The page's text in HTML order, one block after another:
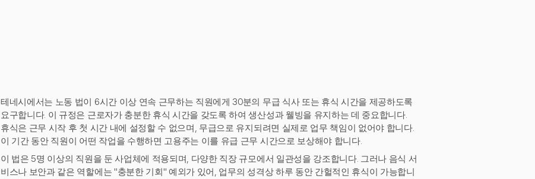
테네시에서는 노동 법이 6시간 이상 연속 근무하는 직원에게 30분의 무급 식사 또는 휴식 시간을 제공하도록
요구합니다. 이 규정은 근로자가 충분한 휴식 시간을 갖도록 하여 생산성과 웰빙을 유지하는 데 중요합니다.
휴식은 근무 시작 후 첫 시간 내에 설정할 수 없으며, 무급으로 유지되려면 실제로 업무 책임이 없어야 합니다.
이 기간 동안 직원이 어떤 작업을 수행하면 고용주는 이를 유급 근무 시간으로 보상해야 합니다.
이 법은 5명 이상의 직원을 둔 사업체에 적용되며, 다양한 직장 규모에서 일관성을 강조합니다. 그러나 음식 서
비스나 보안과 같은 역할에는 "충분한 기회" 예외가 있어, 업무의 성격상 하루 동안 간헐적인 휴식이 가능합니